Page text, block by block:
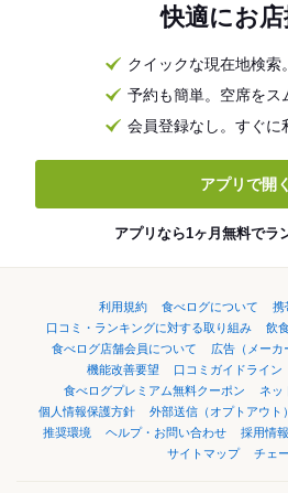
快適にお店
クイックな現在地検索
予約も簡単。空席をス
会員登録なし。すぐに
アプリで開く
アプリなら1ヶ月無料でラ
利用規約 食べログについて
携
口コミ・ランキングに対する取り組み
飲
食べログ店舗会員について
広告（メーカ
機能改善要望
口コミガイドライン
食べログプレミアム無料クーポン
ネッ
個人情報保護方針
外部送信（オプトアウト）
推奨環境
ヘルプ・お問い合わせ 採用情報
サイトマップ
チェ